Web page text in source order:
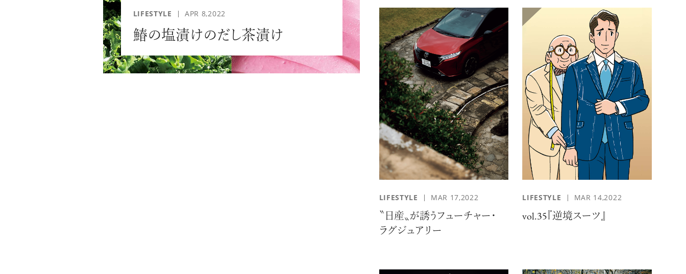
#GOLF #HOTEL #ART #GOURMET #VOL.031
LIFESTYLE APR 8,2022
鰆の塩漬けのだし茶漬け
LIFESTYLE MAR 17,2022
〝日産〟が誘うフューチャー・
ラグジュアリー
LIFESTYLE MAR 14,2022
vol.35『逆境スーツ』